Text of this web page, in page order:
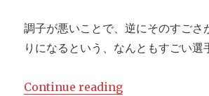
調子が悪いことで、逆にそのすごさ
りになるという、なんともすごい選
Continue reading